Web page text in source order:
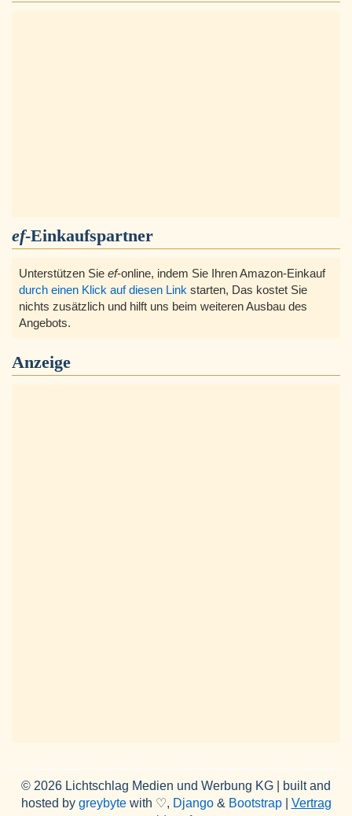
ef-Einkaufspartner
Unterstützen Sie ef-online, indem Sie Ihren Amazon-Einkauf
durch einen Klick auf diesen Link starten, Das kostet Sie
nichts zusätzlich und hilft uns beim weiteren Ausbau des
Angebots.
Anzeige
© 2026 Lichtschlag Medien und Werbung KG | built and
hosted by greybytewith ♡, Django& Bootstrap| Vertrag